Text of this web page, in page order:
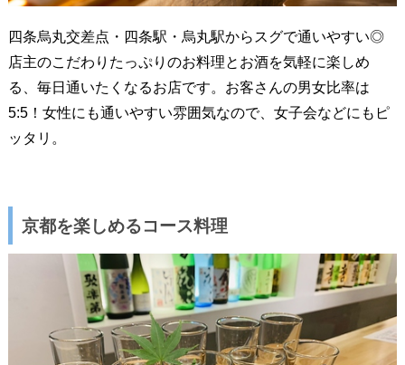
四条烏丸交差点・四条駅・烏丸駅からスグで通いやすい◎
店主のこだわりたっぷりのお料理とお酒を気軽に楽しめ
る、毎日通いたくなるお店です。お客さんの男女比率は
5:5！女性にも通いやすい雰囲気なので、女子会などにもピ
ッタリ。
京都を楽しめるコース料理